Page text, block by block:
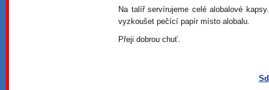
Na talíř servírujeme celé alobalové
vyzkoušet pečící papír místo alobalu.
Přeji dobrou chuť.